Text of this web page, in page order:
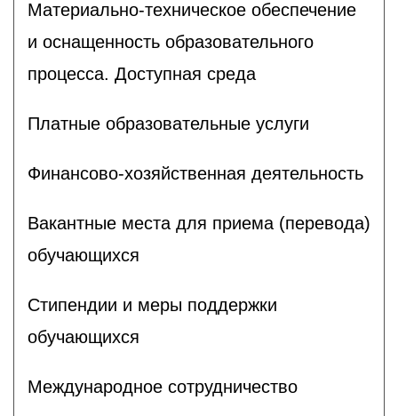
Материально-техническое обеспечение
и оснащенность образовательного
процесса. Доступная среда
Платные образовательные услуги
Финансово-хозяйственная деятельность
Вакантные места для приема (перевода)
обучающихся
Стипендии и меры поддержки
обучающихся
Международное сотрудничество